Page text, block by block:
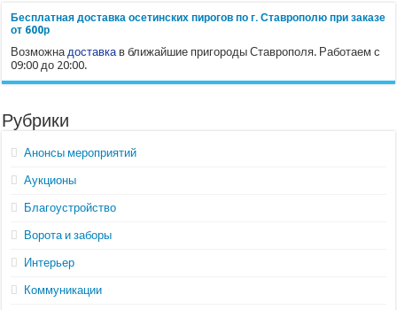
Бесплатная доставка осетинских пирогов по г. Ставрополю при заказе
от 600р
Возможнадоставкав ближайшие пригороды Ставрополя. Работаем с
09:00 до 20:00.
Рубрики
Анонсы мероприятий
Аукционы
Благоустройство
Ворота и заборы
Интерьер
Коммуникации